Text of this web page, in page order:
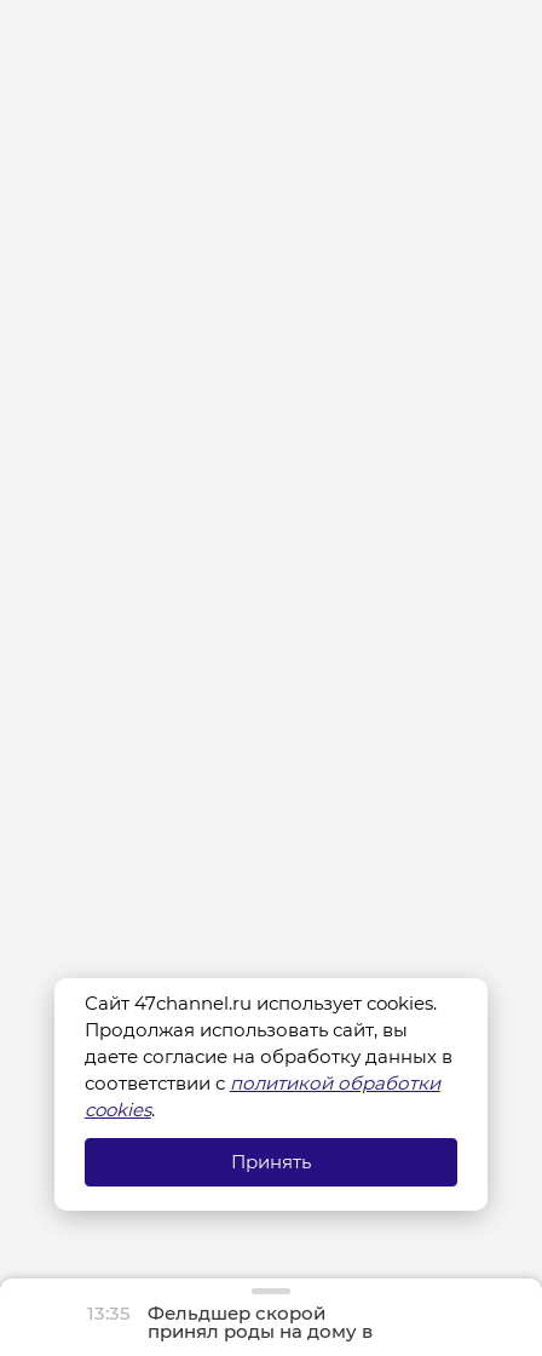
13:35 Фельдшер скорой
принял роды на дому в
Лужском районе
Сайт 47channel.ru использует cookies.
Продолжая использовать сайт, вы
даете согласие на обработку данных в
соответствии с политикой обработки
cookies.
Принять